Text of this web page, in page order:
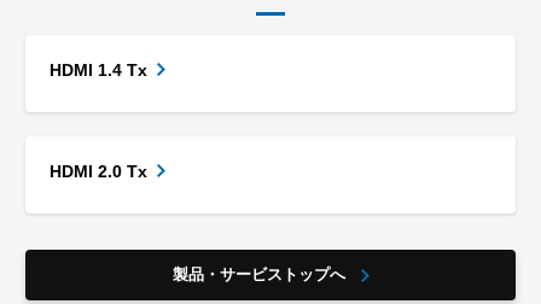
HDMI 1.4 Tx
HDMI 2.0 Tx
製品・サービストップへ